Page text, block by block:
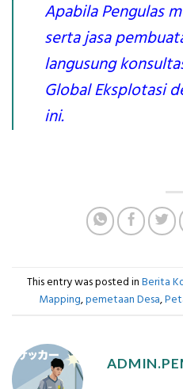
Apabila Pengulas
serta jasa
langusung
Global Eksplotasi
ini.
This entry was posted in Berita
Mapping,pemetaan Desa,